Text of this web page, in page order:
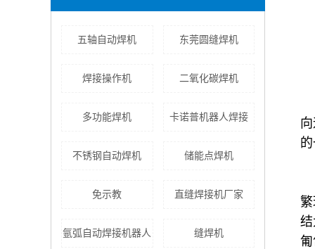
五轴自动焊机 东莞圆缝焊机
焊接操作机 二氧化碳焊机
多功能焊机 卡诺普机器人焊接
不锈钢自动焊机 储能点焊机
免示教 直缝焊接机厂家
氩弧自动焊接机器人 缝焊机